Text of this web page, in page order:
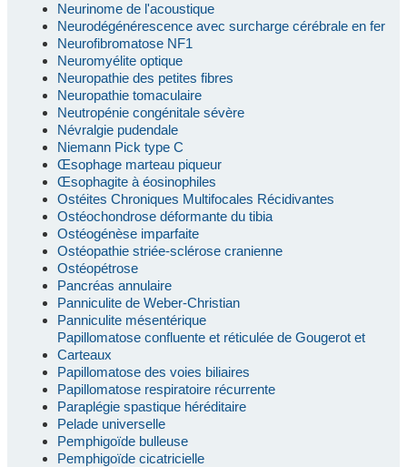
Neurinome de l'acoustique
Neurodégénérescence avec surcharge cérébrale en fer
Neurofibromatose NF1
Neuromyélite optique
Neuropathie des petites fibres
Neuropathie tomaculaire
Neutropénie congénitale sévère
Névralgie pudendale
Niemann Pick type C
Œsophage marteau piqueur
Œsophagite à éosinophiles
Ostéites Chroniques Multifocales Récidivantes
Ostéochondrose déformante du tibia
Ostéogénèse imparfaite
Ostéopathie striée-sclérose cranienne
Ostéopétrose
Pancréas annulaire
Panniculite de Weber-Christian
Panniculite mésentérique
Papillomatose confluente et réticulée de Gougerot et
Carteaux
Papillomatose des voies biliaires
Papillomatose respiratoire récurrente
Paraplégie spastique héréditaire
Pelade universelle
Pemphigoïde bulleuse
Pemphigoïde cicatricielle